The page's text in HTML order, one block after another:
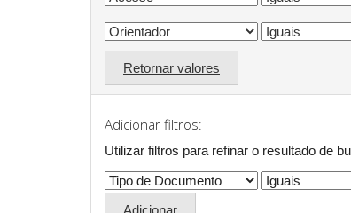
Retornar valores
Adicionar filtros:
Utilizar filtros para refinar o resultado de